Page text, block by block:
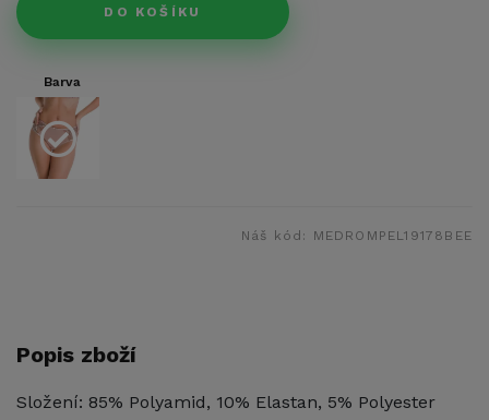
DO KOŠÍKU
Barva
Náš kód: MEDROMPEL19178BEE
Popis zboží
Složení: 85% Polyamid, 10% Elastan, 5% Polyester